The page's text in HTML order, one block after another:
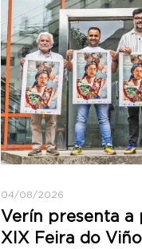
04/08/2026
Verín presenta a
XIX Feira do